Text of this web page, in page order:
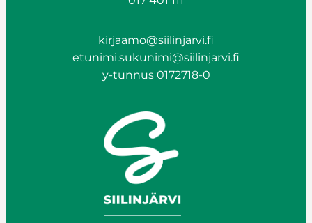
kirjaamo@siilinjarvi.fi
etunimi.sukunimi@siilinjarvi.fi
y-tunnus 0172718-0